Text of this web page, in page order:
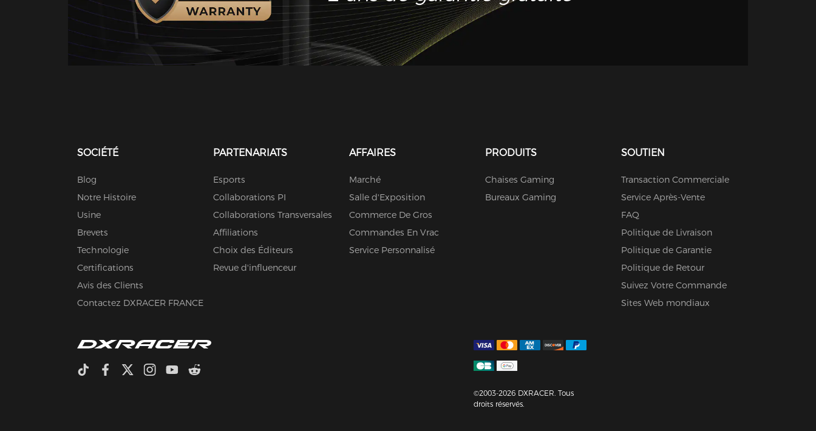
SOCIÉTÉ
Blog
Notre Histoire
Usine
Brevets
Technologie
Certifications
Avis des Clients
Contactez DXRACER FRANCE
PARTENARIATS
Esports
Collaborations PI
Collaborations Transversales
Affiliations
Choix des Éditeurs
Revue d'influenceur
AFFAIRES
Marché
Salle d'Exposition
Commerce De Gros
Commandes En Vrac
Service Personnalisé
PRODUITS
Chaises Gaming
Bureaux Gaming
SOUTIEN
Transaction Commerciale
Service Après-Vente
FAQ
Politique de Livraison
Politique de Garantie
Politique de Retour
Suivez Votre Commande
Sites Web mondiaux
©2003-2026 DXRACER. Tous
droits réservés.